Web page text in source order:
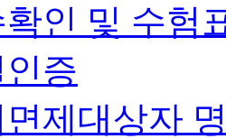
인 및 수험
증
면제대상자